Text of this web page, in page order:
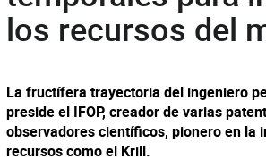
los recursos del
La fructífera trayectoria del ingeniero
preside el IFOP, creador de varias
observadores científicos, pionero en la
recursos como el Krill.